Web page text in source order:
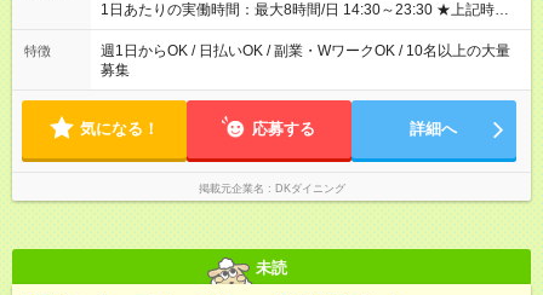
1日あたりの実働時間：最大8時間/日 14:30～23:30 ★上記時間
から3時間／日～OK ★週1日～OK ※勤務時間の変動の可能性あ
り ※22時以降勤務は18歳以上(法令による) ★自己申告の自由シ
フト制
特徴
週1日からOK / 日払いOK / 副業・WワークOK / 10名以上の大量
募集
気になる！ 応募する 詳細へ
掲載元企業名 DKダイニング
未読